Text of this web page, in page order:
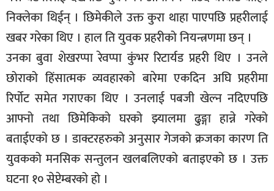
निक्लेका थिईन् । छिमेकीले उक्त कुरा थाहा पाएपछि प्रहरीलाई
खबर गरेका थिए । हाल ति युवक प्रहरीको नियन्त्रणमा छन् ।
उनका बुवा शेखरप्पा रेवप्पा कुंभर रिटार्यड प्रहरी थिए । उनले
छोराको हिंसात्मक व्यवहारको बारेमा एकदिन अघि प्रहरीमा
रिर्पोट समेत गराएका थिए । उनलाई पबजी खेल्न नदिएपछि
आफ्नो तथा छिमेकिको घरको झ्यालमा ढुङ्गा हान्ने गरेको
बताईएको छ । डाक्टरहरुको अनुसार गेजको क्रजका कारण ति
युवकको मनसिक सन्तुलन खलबलिएको बताइएको छ । उक्त
घटना १० सेप्टेम्बरको हो ।